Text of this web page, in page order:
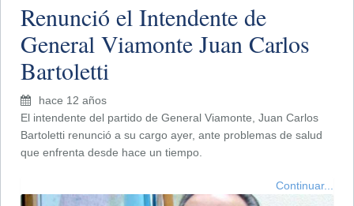
Renunció el Intendente de
General Viamonte Juan Carlos
Bartoletti
hace 12 años
El intendente del partido de General Viamonte, Juan Carlos
Bartoletti renunció a su cargo ayer, ante problemas de salud
que enfrenta desde hace un tiempo.
Continuar...